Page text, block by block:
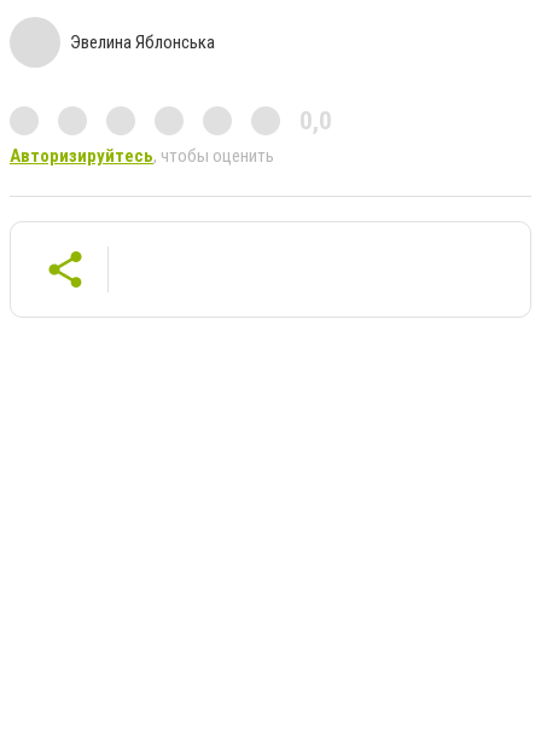
Эвелина Яблонська
0,0
Авторизируйтесь, чтобы оценить